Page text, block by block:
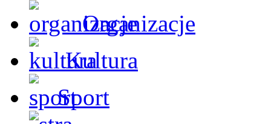
Organizacje
Kultura
Sport